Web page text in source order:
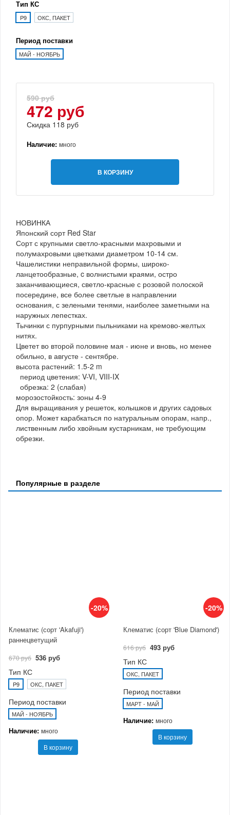
Тип КС
P9 ОКС, ПАКЕТ
Период поставки
МАЙ - НОЯБРЬ
590 руб
472 руб
Скидка 118 руб
Наличие: много
В КОРЗИНУ
НОВИНКА
Японский сорт Red Star
Сорт с крупными светло-красными махровыми и
полумахровыми цветками диаметром 10-14 см.
Чашелистики неправильной формы, широко-
ланцетообразные, c волнистыми краями, остро
заканчивающиеся, светло-красные с розовой полоской
посередине, все более светлые в направлении
основания, с зелеными тенями, наиболее заметными на
наружных лепестках.
Тычинки с пурпурными пыльниками на кремово-желтых
нитях.
Цветет во второй половине мая - июне и вновь, но менее
обильно, в августе - сентябре.
высота растений: 1.5-2 m
период цветения: V-VI, VIII-IX
обрезка: 2 (слабая)
морозостойкость: зоны 4-9
Для выращивания у решеток, колышков и других садовых
опор. Может карабкаться по натуральным опорам, напр.,
лиственным либо хвойным кустарникам, не требующим
обрезки.
Популярные в разделе
-20%
Клематис (сорт 'Akafuji')
раннецветущий
670 руб 536 руб
Тип КС
P9 ОКС, ПАКЕТ
Период поставки
МАЙ - НОЯБРЬ
Наличие: много
В корзину
-20%
Клематис (сорт 'Blue Diamond')
616 руб 493 руб
Тип КС
ОКС, ПАКЕТ
Период поставки
МАРТ - МАЙ
Наличие: много
В корзину